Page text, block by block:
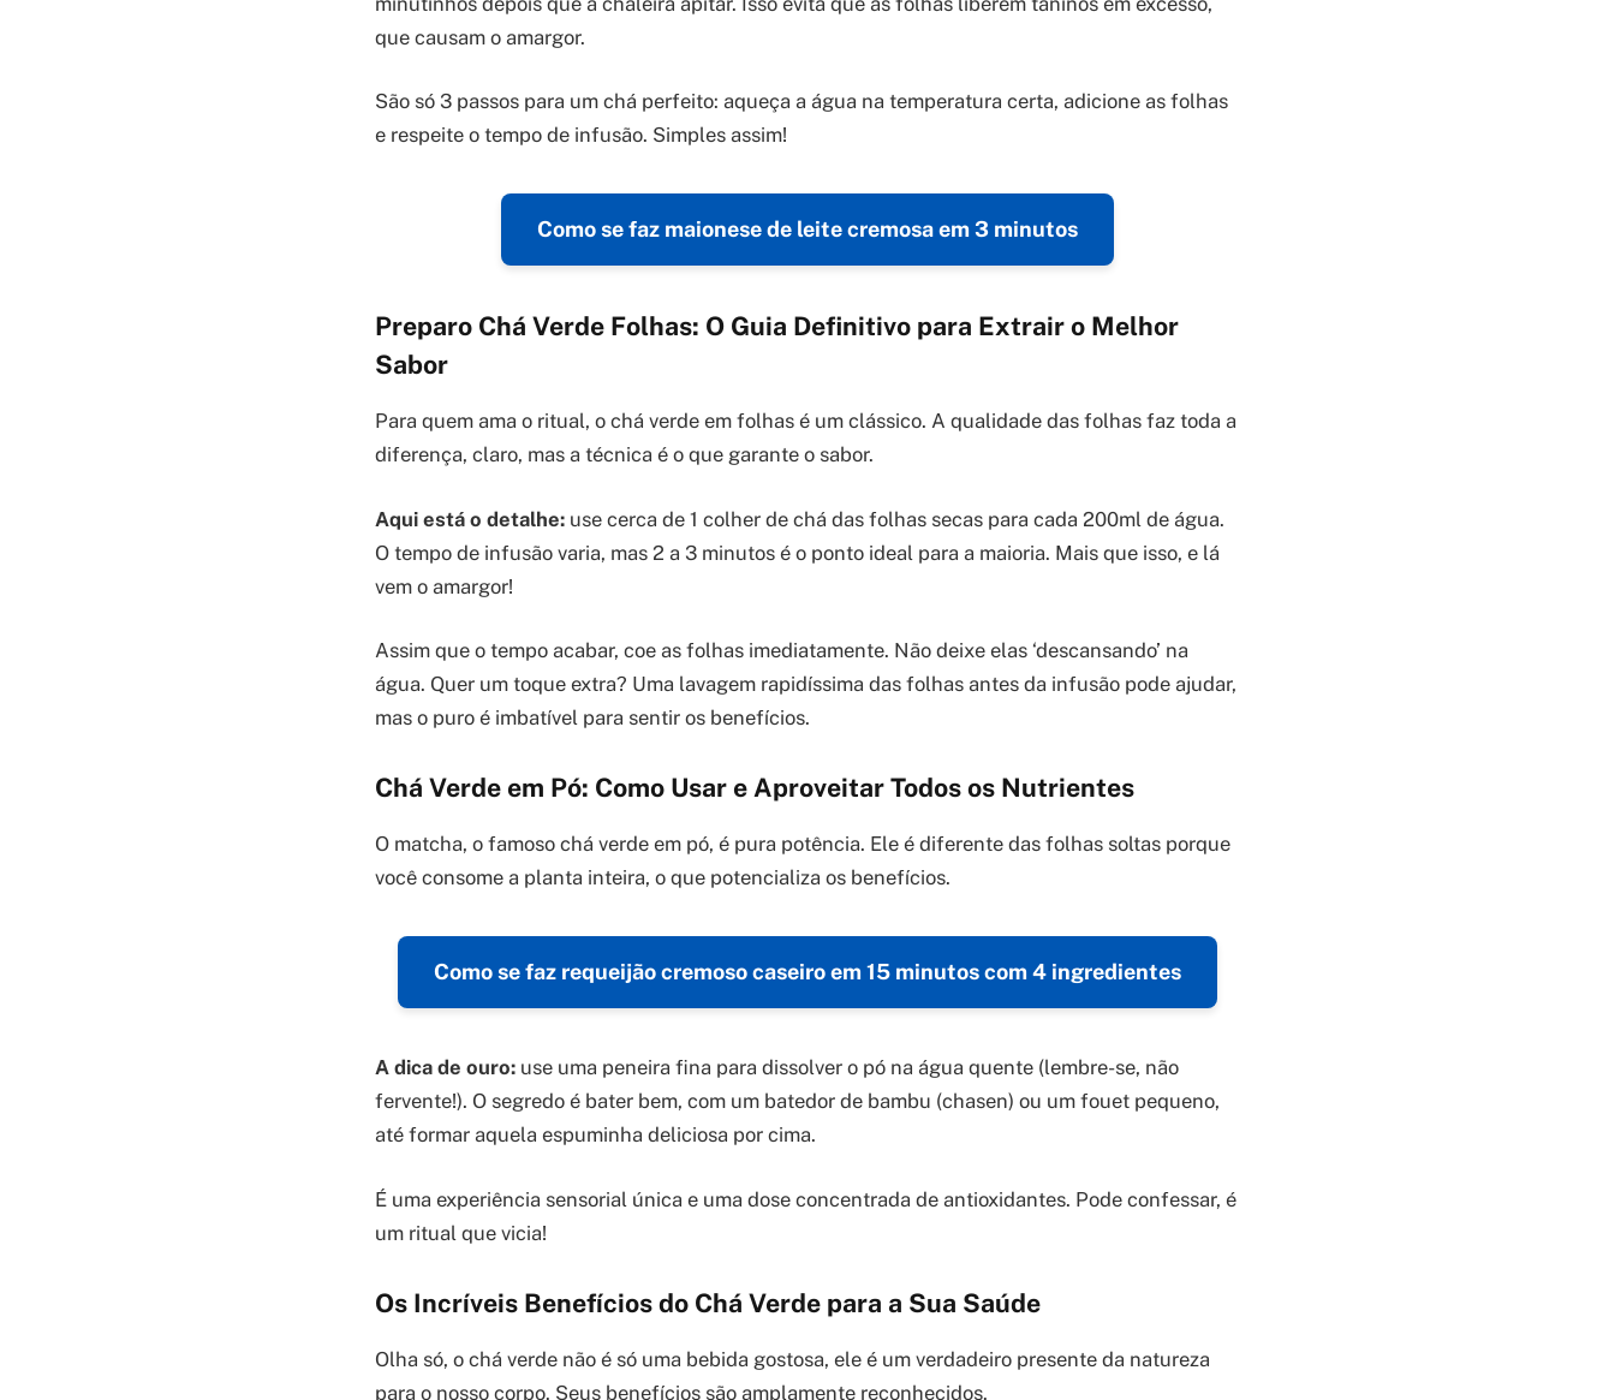
que causam o amargor.
São só 3 passos para um chá perfeito: aqueça a água na temperatura certa, adicione as folhas
e respeite o tempo de infusão. Simples assim!
Como se faz maionese de leite cremosa em 3 minutos
Preparo Chá Verde Folhas: O Guia Definitivo para Extrair o Melhor
Sabor
Para quem ama o ritual, o chá verde em folhas é um clássico. A qualidade das folhas faz toda a
diferença, claro, mas a técnica é o que garante o sabor.
Aqui está o detalhe: use cerca de 1 colher de chá das folhas secas para cada 200ml de água.
O tempo de infusão varia, mas 2 a 3 minutos é o ponto ideal para a maioria. Mais que isso, e lá
vem o amargor!
Assim que o tempo acabar, coe as folhas imediatamente. Não deixe elas ‘descansando’ na
água. Quer um toque extra? Uma lavagem rapidíssima das folhas antes da infusão pode ajudar,
mas o puro é imbatível para sentir os benefícios.
Chá Verde em Pó: Como Usar e Aproveitar Todos os Nutrientes
O matcha, o famoso chá verde em pó, é pura potência. Ele é diferente das folhas soltas porque
você consome a planta inteira, o que potencializa os benefícios.
Como se faz requeijão cremoso caseiro em 15 minutos com 4 ingredientes
A dica de ouro: use uma peneira fina para dissolver o pó na água quente (lembre-se, não
fervente!). O segredo é bater bem, com um batedor de bambu (chasen) ou um fouet pequeno,
até formar aquela espuminha deliciosa por cima.
É uma experiência sensorial única e uma dose concentrada de antioxidantes. Pode confessar, é
um ritual que vicia!
Os Incríveis Benefícios do Chá Verde para a Sua Saúde
Olha só, o chá verde não é só uma bebida gostosa, ele é um verdadeiro presente da natureza
para o nosso corpo. Seus benefícios são amplamente reconhecidos.